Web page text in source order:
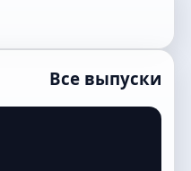
Все выпуски